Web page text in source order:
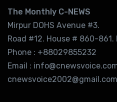
The Monthly C-NEWS
Mirpur DOHS Avenue #3.
Road #12. House # 860-
Phone : +88029855232
Email :
cnewsvoice2002@gmail.com